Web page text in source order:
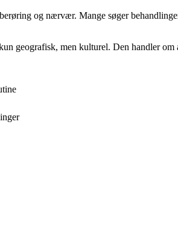
og nærvær. Mange søger
geografisk, men kulturel. Den handler